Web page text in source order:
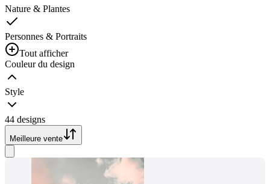
Nature & Plantes
Personnes & Portraits
Tout afficher
Couleur du design
Style
44 designs
Meilleure vente